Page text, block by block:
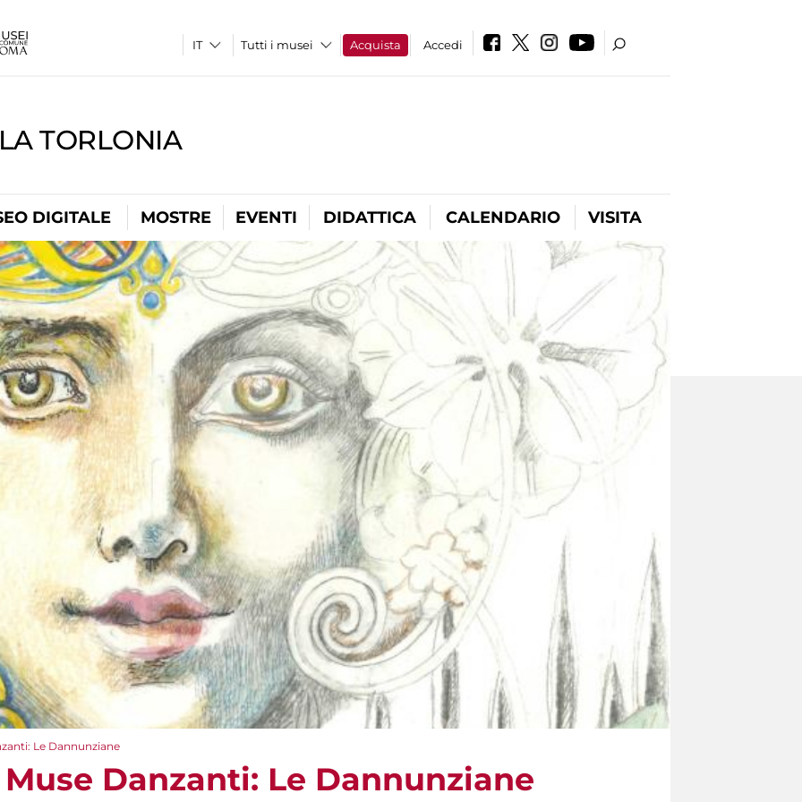
Tutti i musei Acquista Accedi
TORLONIA
DIGITALE MOSTRE EVENTI DIDATTICA CALENDARIO VISITA
Le Dannunziane
Danzanti: Le Dannunziane